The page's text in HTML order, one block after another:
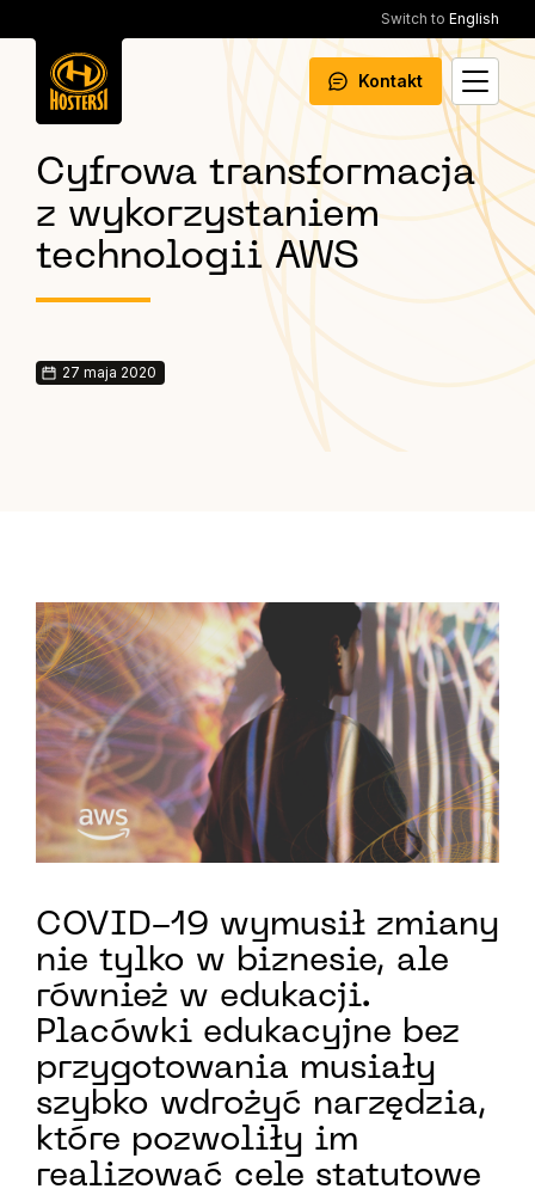
Switch to English
Kontakt
Cyfrowa transformacja
z wykorzystaniem
technologii AWS
27 maja 2020
COVID-19 wymusił zmiany
nie tylko w biznesie, ale
również w edukacji.
Placówki edukacyjne bez
przygotowania musiały
szybko wdrożyć narzędzia,
które pozwoliły im
realizować cele statutowe